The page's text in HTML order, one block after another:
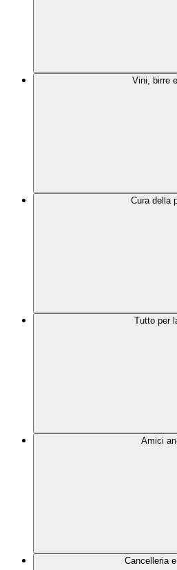
Vini, birre
Cura della
Tutto per
Amici
Cancelleria